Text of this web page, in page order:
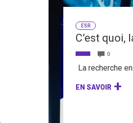
ESR
C’est quoi,
0
La recherche
EN SAVOIR